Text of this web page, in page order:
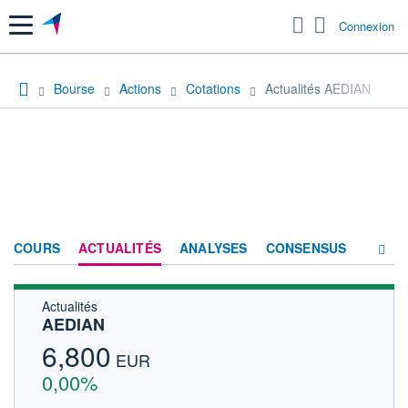
Menu Connexion
Bourse Actions Cotations Actualités AEDIAN
COURS ACTUALITÉS ANALYSES CONSENSUS
Actualités
AEDIAN
6,800 EUR
0,00%